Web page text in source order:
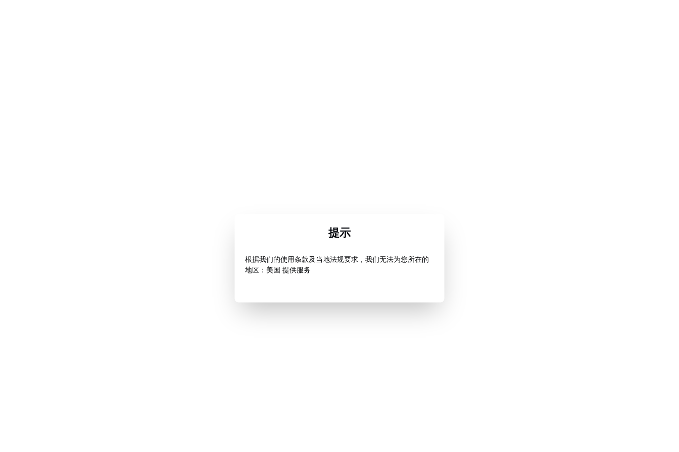
提示
根据我们的使用条款及当地法规要求，我们无法为您所在的
地区：美国 提供服务